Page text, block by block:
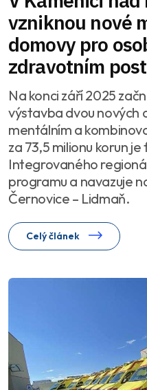
vzniknou nové
domovy pro
zdravotním
Na konci září 2025
výstavba dvou nových
mentálním a
za 73,5 milionu korun
Integrovaného
programu a navazuje
Černovice – Lidmaň.
Celý článek